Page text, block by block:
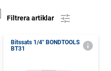
Filtrera artiklar
Bitssats 1/4" BONDTOOLS
BT31